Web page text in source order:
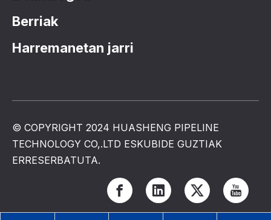
Berriak
Harremanetan jarri
© COPYRIGHT 2024 HUASHENG PIPELINE
TECHNOLOGY CO,.LTD ESKUBIDE GUZTIAK
ERRESERBATUTA.